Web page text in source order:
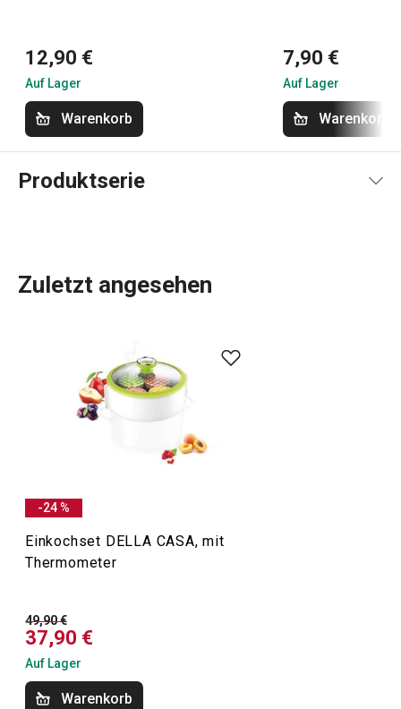
12,90 €
Auf Lager
Warenkorb
7,90 €
Auf Lager
Warenkorb
Produktserie
Küchenutensilien, die die Arbeit in der Küche
erleichtern. Dazu gehören Bestseller wie eine
Sirup-Kitund eine gesunde
erprobte Rezepte und Produktvideos hinzugefügt, um die
Arbeit mit den Geräten zu erleichtern.
Zuletzt angesehen
-24 %
Einkochset DELLA CASA, mit
Thermometer
49,90 €
37,90 €
Auf Lager
Warenkorb